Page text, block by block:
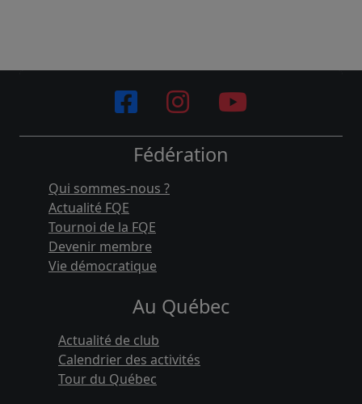
Fédération
Qui sommes-nous ?
Actualité FQE
Tournoi de la FQE
Devenir membre
Vie démocratique
Au Québec
Actualité de club
Calendrier des activités
Tour du Québec